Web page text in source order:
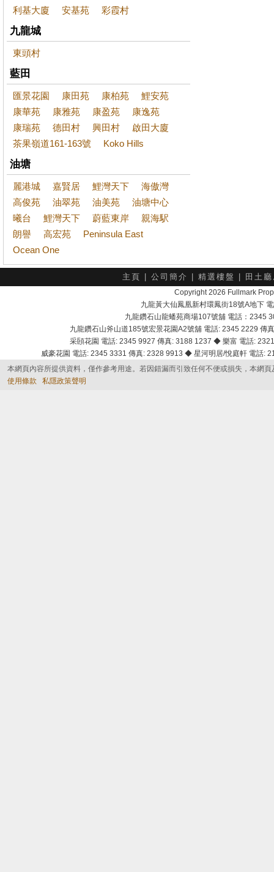
利基大廈 安基苑 彩霞村
九龍城
東頭村
藍田
匯景花園 康田苑 康柏苑
鯉安苑
康華苑
康雅苑 康盈苑
康逸苑
康瑞苑
德田村 興田村
啟田大廈
茶果嶺道161-163號
Koko Hills
油塘
麗港城 嘉賢居 鯉灣天下
海傲灣
高俊苑
油翠苑 油美苑
油塘中心
曦台
鯉灣天下 蔚藍東岸
親海駅
朗譽
高宏苑
Peninsula East
Ocean One
主頁 公司簡介 精選樓盤 田土
Copyright 2026 Fullmark
九龍黃大仙鳳凰新村環鳳街18號A地下
九龍鑽石山龍蟠苑商場107號舖 電話：2345
九龍鑽石山斧山道185號宏景花園A2號舖 電話: 2345 2229
采頣花園 電話: 2345 9927 傳真: 3188 1237 ◆ 樂富 電話:
威豪花園 電話: 2345 3331 傳真: 2328 9913 ◆ 星河明居/悅庭軒 電話
本網頁內容所提供資料，僅作參考用途。若因錯漏而引致任何不便或損失，本網
使用條款
私隱政策聲明